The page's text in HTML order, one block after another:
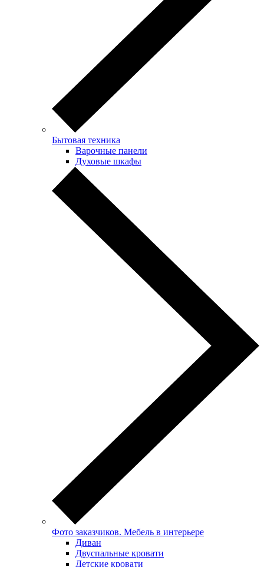
Бытовая техника
Варочные панели
Духовые шкафы
Фото заказчиков. Мебель в интерьере
Диван
Двуспальные кровати
Детские кровати